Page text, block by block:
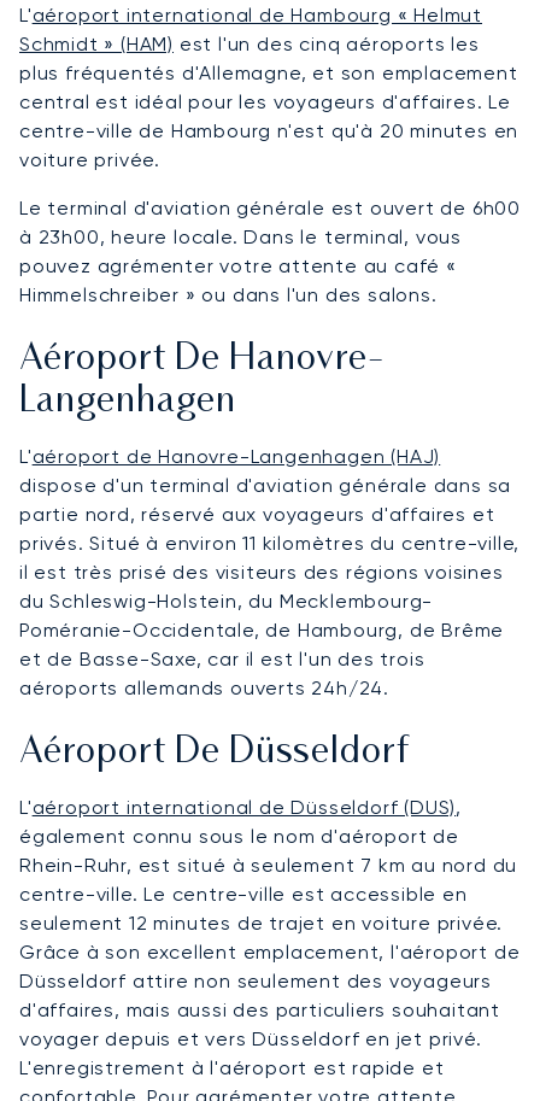
L'aéroport international de Hambourg « Helmut
Schmidt » (HAM) est l'un des cinq aéroports les
plus fréquentés d'Allemagne, et son emplacement
central est idéal pour les voyageurs d'affaires. Le
centre-ville de Hambourg n'est qu'à 20 minutes en
voiture privée.
Le terminal d'aviation générale est ouvert de 6h00
à 23h00, heure locale. Dans le terminal, vous
pouvez agrémenter votre attente au café «
Himmelschreiber » ou dans l'un des salons.
Aéroport De Hanovre-
Langenhagen
L'aéroport de Hanovre-Langenhagen (HAJ)
dispose d'un terminal d'aviation générale dans sa
partie nord, réservé aux voyageurs d'affaires et
privés. Situé à environ 11 kilomètres du centre-ville,
il est très prisé des visiteurs des régions voisines
du Schleswig-Holstein, du Mecklembourg-
Poméranie-Occidentale, de Hambourg, de Brême
et de Basse-Saxe, car il est l'un des trois
aéroports allemands ouverts 24h/24.
Aéroport De Düsseldorf
L'aéroport international de Düsseldorf (DUS),
également connu sous le nom d'aéroport de
Rhein-Ruhr, est situé à seulement 7 km au nord du
centre-ville. Le centre-ville est accessible en
seulement 12 minutes de trajet en voiture privée.
Grâce à son excellent emplacement, l'aéroport de
Düsseldorf attire non seulement des voyageurs
d'affaires, mais aussi des particuliers souhaitant
voyager depuis et vers Düsseldorf en jet privé.
L'enregistrement à l'aéroport est rapide et